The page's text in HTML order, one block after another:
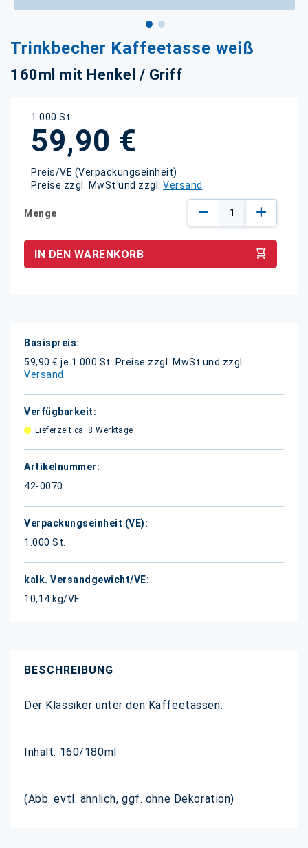
Trinkbecher Kaffeetasse weiß
160ml mit Henkel / Griff
1.000 St.
59,90 €
Preis/VE (Verpackungseinheit)
Preise zzgl. MwSt und zzgl. Versand
Menge
IN DEN WARENKORB
Weitere
Informationen
59,90 € je 1.000 St.
Preise zzgl. MwSt und zzgl.
Versand
Lieferzeit ca. 8 Werktage
42-0070
1.000 St.
10,14 kg/VE
Zum
Anfang
der
Bildgalerie
BESCHREIBUNG
Der Klassiker unter den Kaffeetassen.
Inhalt: 160/180ml
(Abb. evtl. ähnlich, ggf. ohne Dekoration)